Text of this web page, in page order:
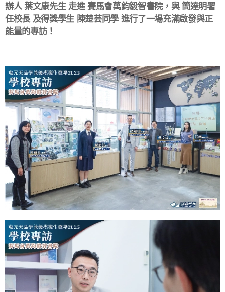
辦人 葉文康先生 走進 賽馬會萬鈞毅智書院，與 簡達明署
任校長 及得獎學生 陳楚芸同學 進行了一場充滿啟發與正
能量的專訪！🎤✨